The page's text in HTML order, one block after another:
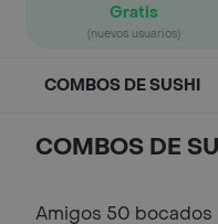
Gratis
(nuevos usuarios)
COMBOS DE SUSHI
COMBOS DE
Amigos 50 bocados